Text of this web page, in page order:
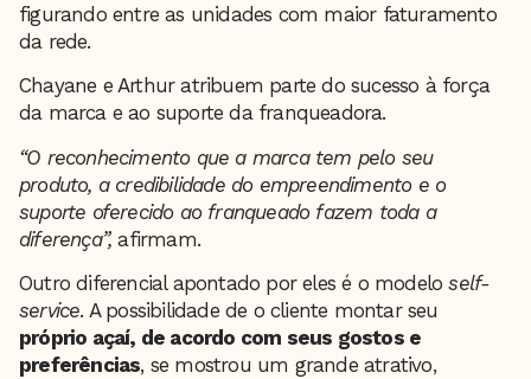
figurando entre as unidades com maior faturamento
da rede.
Chayane e Arthur atribuem parte do sucesso à força
da marca e ao suporte da franqueadora.
“O reconhecimento que a marca tem pelo seu
produto, a credibilidade do empreendimento e o
suporte oferecido ao franqueado fazem toda a
diferença”, afirmam.
Outro diferencial apontado por eles é o modeloself-
service. A possibilidade de o cliente montar seu
próprio açaí, de acordo com seus gostos e
preferências, se mostrou um grande atrativo,